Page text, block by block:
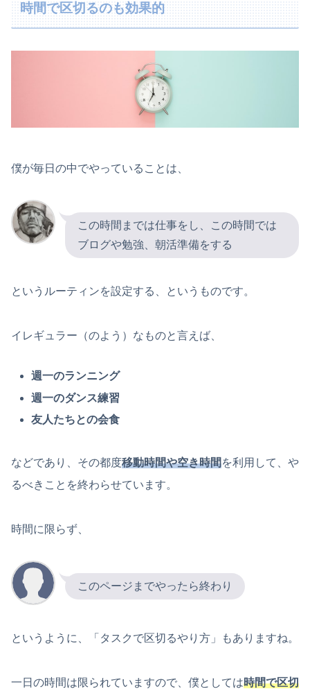
時間で区切るのも効果的
僕が毎日の中でやっていることは、
この時間までは仕事をし、この時間では
ブログや勉強、朝活準備をする
というルーティンを設定する、というものです。
イレギュラー（のよう）なものと言えば、
週一のランニング
週一のダンス練習
友人たちとの会食
などであり、その都度移動時間や空き時間を利用して、や
るべきことを終わらせています。
時間に限らず、
このページまでやったら終わり
というように、「タスクで区切るやり方」もありますね。
一日の時間は限られていますので、僕としては時間で区切